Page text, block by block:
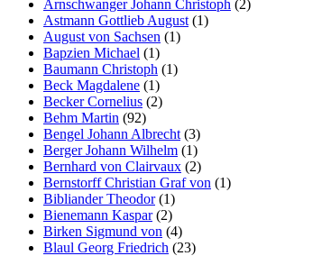
Arnschwanger Johann Christoph (2)
Astmann Gottlieb August (1)
August von Sachsen (1)
Bapzien Michael (1)
Baumann Christoph (1)
Beck Magdalene (1)
Becker Cornelius (2)
Behm Martin (92)
Bengel Johann Albrecht (3)
Berger Johann Wilhelm (1)
Bernhard von Clairvaux (2)
Bernstorff Christian Graf von (1)
Bibliander Theodor(1)
Bienemann Kaspar(2)
Birken Sigmund von (4)
Blaul Georg Friedrich (23)